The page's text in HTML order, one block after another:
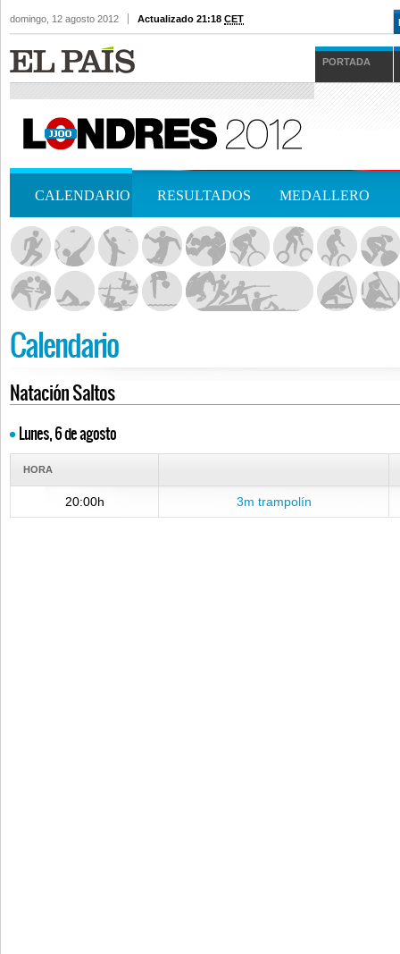
domingo, 12 agosto 2012 Actualizado 21:18 CET
PORTADA
CALENDARIO RESULTADOS MEDALLERO
Calendario
Natación Saltos
Lunes, 6 de agosto
HORA
20:00h 3m trampolín